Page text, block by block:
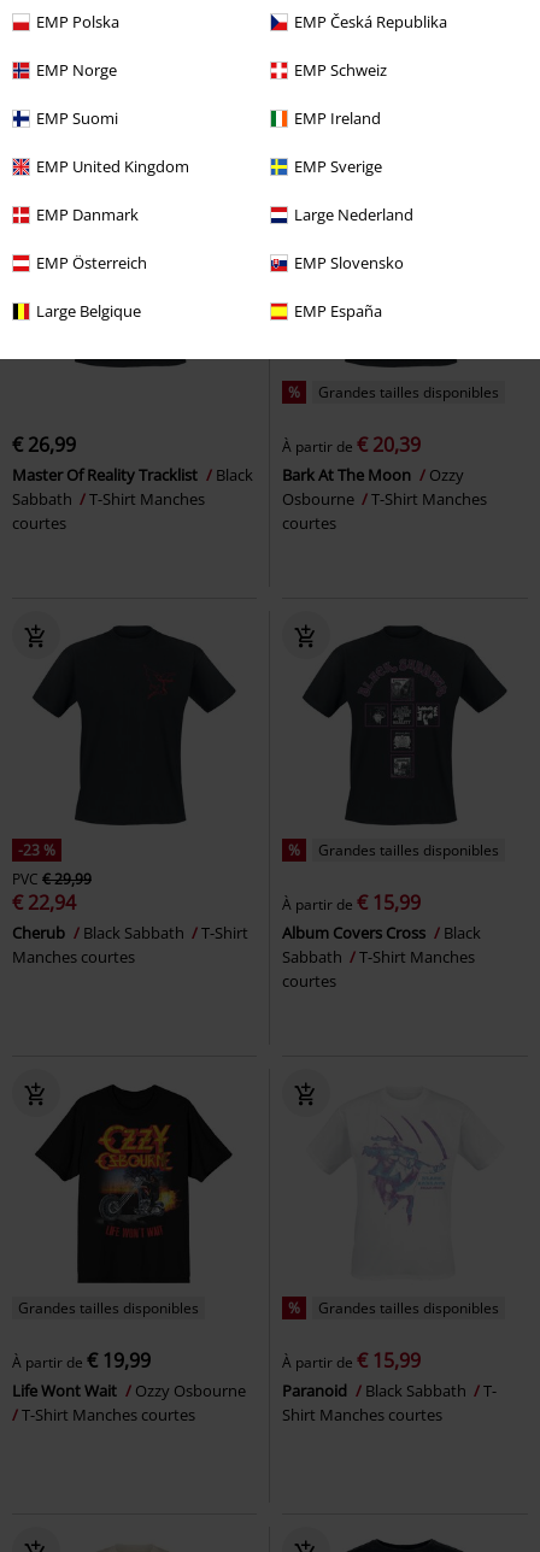
EMP Polska EMP Česká Republika
EMP Norge EMP Schweiz
EMP Suomi EMP Ireland
EMP United Kingdom EMP Sverige
EMP Danmark Large Nederland
EMP Österreich EMP Slovensko
Large Belgique EMP España
Demon Fire Circle Black Sabbath Tracklist
courtes
€ 26,99
Master Of Reality Tracklist
Black
Sabbath
T-Shirt Manches
courtes
% Grandes tailles disponibles
À partir de € 20,39
Bark At The Moon
Ozzy
Osbourne
T-Shirt Manches
courtes
-23 %
PVC € 29,99
€ 22,94
Cherub Black Sabbath
T-Shirt
Manches courtes
% Grandes tailles disponibles
À partir de € 15,99
Album Covers Cross
Black
Sabbath
T-Shirt Manches
courtes
Grandes tailles disponibles
À partir de € 19,99
Life Wont Wait
Ozzy Osbourne
T-Shirt Manches courtes
% Grandes tailles disponibles
À partir de € 15,99
Paranoid Black Sabbath
T-
Shirt Manches courtes